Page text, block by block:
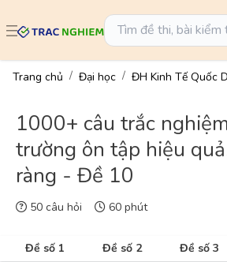
Trang chủ Đại học ĐH Kinh Tế Quốc
1000+ câu trắc
trường ôn tập hiệu
ràng - Đề 10
50 câu hỏi 60 phút
Đề số 1 Đề số 2 Đề số 3